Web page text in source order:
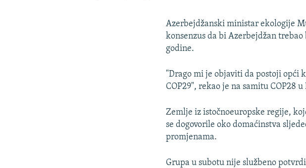
Azerbejdžanski ministar ekologije
konsenzus da bi Azerbejdžan
godine.
"Drago mi je objaviti da postoji opći
COP29", rekao je na samitu COP28
Zemlje iz istočnoeuropske regije,
se dogovorile oko domaćinstva
promjenama.
Grupa u subotu nije službeno